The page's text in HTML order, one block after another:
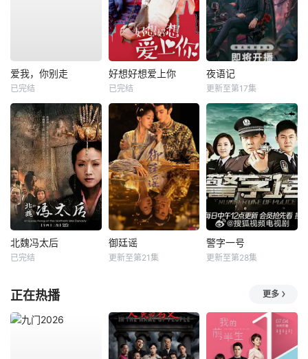
爱我，你别走
已完结
好想好想爱上你
已完结
夜语记
更新至第17集
北魏冯太后
已完结
御廷谣
更新至第21集
警字一号
更新至第28集
正在热播 更多